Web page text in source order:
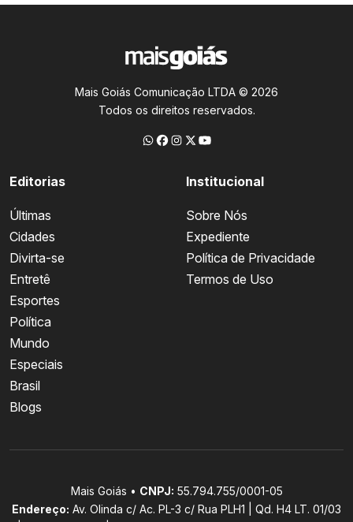
Mais Goiás Comunicação LTDA © 2026
Todos os direitos reservados.
Editorias
Últimas
Cidades
Divirta-se
Entretê
Esportes
Política
Mundo
Especiais
Brasil
Blogs
Institucional
Sobre Nós
Expediente
Política de Privacidade
Termos de Uso
Mais Goiás • CNPJ: 55.794.755/0001-05
Endereço: Av. Olinda c/ Ac. PL-3 c/ Rua PLH1 | Qd. H4 LT. 01/03